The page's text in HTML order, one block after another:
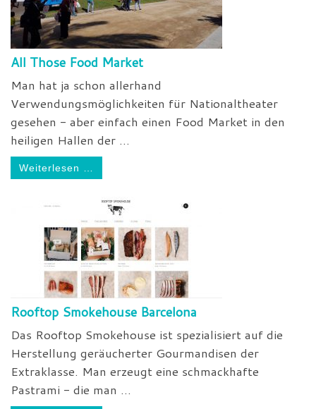
All Those Food Market
Man hat ja schon allerhand
Verwendungsmöglichkeiten für Nationaltheater
gesehen - aber einfach einen Food Market in den
heiligen Hallen der ...
Weiterlesen …
Rooftop Smokehouse Barcelona
Das Rooftop Smokehouse ist spezialisiert auf die
Herstellung geräucherter Gourmandisen der
Extraklasse. Man erzeugt eine schmackhafte
Pastrami - die man ...